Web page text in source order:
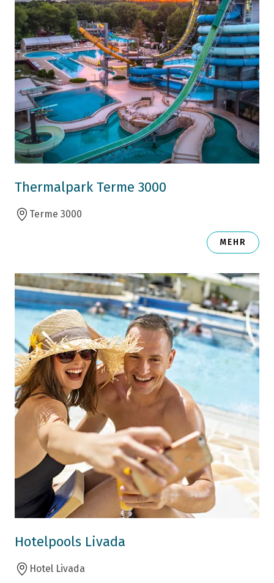
Thermalpark Terme 3000
Terme 3000
MEHR
Hotelpools Livada
Hotel Livada